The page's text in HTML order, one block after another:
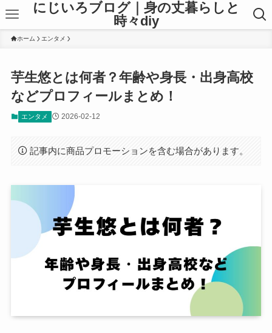
にじいろブログ｜身の丈暮らしと
時々diy
ホーム エンタメ
芋生悠とは何者？年齢や身長・出身高校
などプロフィールまとめ！
エンタメ 2026-02-12
記事内に商品プロモーションを含む場合があります。